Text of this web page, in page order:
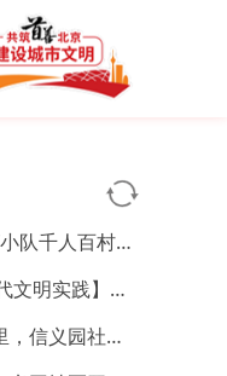
可感可触，文创“小楼”萌动山乡
手探科学，解锁夏日多彩时光
立秋养生专场来啦